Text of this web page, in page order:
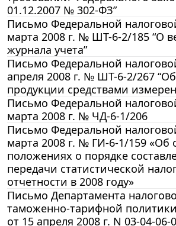
01.12.2007 № 302-ФЗ”
Письмо Федеральной
марта 2008 г. № ШТ-6-2/185 “О
журнала учета”
Письмо Федеральной
апреля 2008 г. № ШТ-6-2/267
продукции средствами
Письмо Федеральной
марта 2008 г. № ЧД-6-1/206
Письмо Федеральной
марта 2008 г. № ГИ-6-1/159 «Об
положениях о порядке
передачи статистической
отчетности в 2008 году»
Письмо Департамента
таможенно-тарифной
от 15 апреля 2008 г. N 03-04-